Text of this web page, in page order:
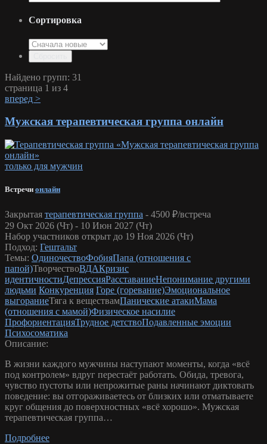
Сортировка
Найдено групп: 31
страница 1 из 4
вперед >
Мужская терапевтическая группа онлайн
только для мужчин
Встречи онлайн
Закрытая терапевтическая группа - 4500 ₽/встреча
29 Окт 2026 (Чт) - 10 Июн 2027 (Чт)
Набор участников открыт до 19 Ноя 2026 (Чт)
Подход: Гештальт
Темы: ОдиночествоФобияПапа (отношения с
папой)ТворчествоВДАКризис
идентичностиДепрессияРасставаниеНепонимание другими
людьми Конкуренция Горе (горевание)Эмоциональное
выгораниеТяга к веществамПанические атакиМама
(отношения с мамой)Физическое насилие
ПрофориентацияТрудное детствоПодавленные эмоции
Психосоматика
Описание:
В жизни каждого мужчины наступают моменты, когда «всё
под контролем» вдруг перестаёт работать. Обида, тревога,
чувство пустоты или непрожитые раны начинают диктовать
поведение: вы отгораживаетесь от близких или отматываете
круг общения до поверхностных «всё хорошо». Мужская
терапевтическая группа…
Подробнее